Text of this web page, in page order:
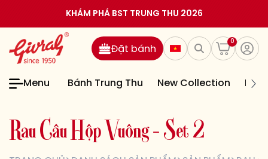
KHÁM PHÁ BST TRUNG THU 2026
0
Đặt bánh
Menu Bánh Trung Thu New Collection
Rau Câu H ộp Vuông – Set 2